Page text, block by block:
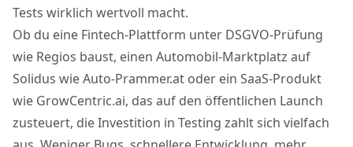
Tests wirklich wertvoll macht.
Ob du eine Fintech-Plattform unter DSGVO-Prüfung
wie Regios baust, einen Automobil-Marktplatz auf
Solidus wie Auto-Prammer.at oder ein SaaS-Produkt
wie GrowCentric.ai, das auf den öffentlichen Launch
zusteuert, die Investition in Testing zahlt sich vielfach